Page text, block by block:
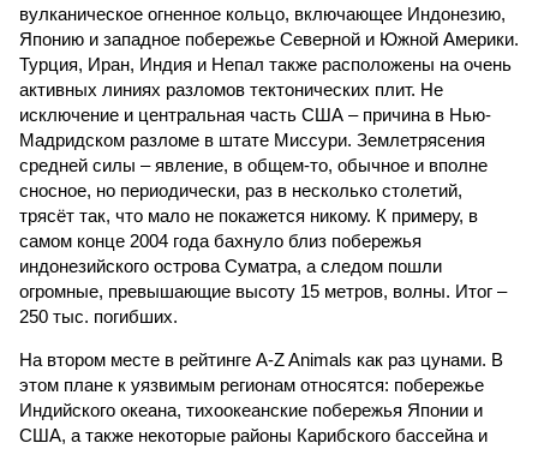
вулканическое огненное кольцо, включающее Индонезию,
Японию и западное побережье Северной и Южной Америки.
Турция, Иран, Индия и Непал также расположены на очень
активных линиях разломов тектонических плит. Не
исключение и центральная часть США – причина в Нью-
Мадридском разломе в штате Миссури. Землетрясения
средней силы – явление, в общем-то, обычное и вполне
сносное, но периодически, раз в несколько столетий,
трясёт так, что мало не покажется никому. К примеру, в
самом конце 2004 года бахнуло близ побережья
индонезийского острова Суматра, а следом пошли
огромные, превышающие высоту 15 метров, волны. Итог –
250 тыс. погибших.
На втором месте в рейтинге A-Z Animals как раз цунами. В
этом плане к уязвимым регионам относятся: побережье
Индийского океана, тихо­океанские побережья Японии и
США, а также некоторые районы Карибского бассейна и